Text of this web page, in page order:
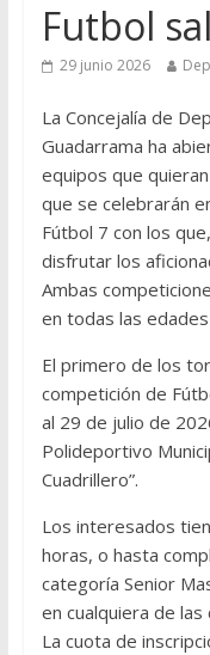
Futbol
29 junio 2026
La Concejalía de
Guadarrama ha
equipos que
que se celebrarán
Fútbol 7 con los
disfrutar los
Ambas
en todas las
El primero de los
competición de
al 29 de julio de
Polideportivo
Cuadrillero”.
Los interesados
horas, o hasta
categoría Senior
en cualquiera de
La cuota de